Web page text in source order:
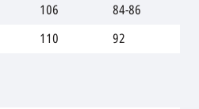
106 84-86
110 92